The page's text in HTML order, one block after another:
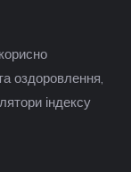
оздоровлення,
індексу